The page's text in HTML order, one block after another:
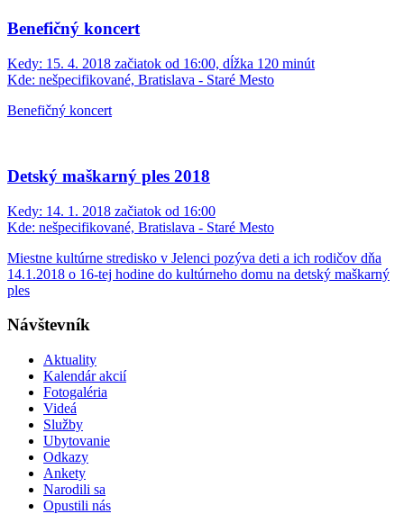
Benefičný koncert
Kedy: 15. 4. 2018 začiatok od 16:00, dĺžka 120 minút
Kde: nešpecifikované, Bratislava - Staré Mesto
Benefičný koncert
Detský maškarný ples 2018
Kedy: 14. 1. 2018 začiatok od 16:00
Kde: nešpecifikované, Bratislava - Staré Mesto
Miestne kultúrne stredisko v Jelenci pozýva deti a ich rodičov dňa
14.1.2018 o 16-tej hodine do kultúrneho domu na detský maškarný
ples
Návštevník
Aktuality
Kalendár akcií
Fotogaléria
Videá
Služby
Ubytovanie
Odkazy
Ankety
Narodili sa
Opustili nás